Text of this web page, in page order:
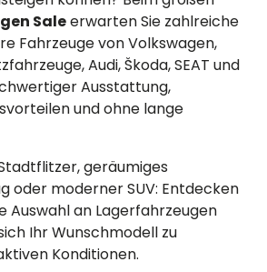
Saleerwarten Sie zahlreiche
Fahrzeuge von Volkswagen,
Audi, Škoda, SEAT und
Ausstattung,
und ohne lange
geräumiges
oder moderner SUV: Entdecken
Auswahl an Lagerfahrzeugen
Ihr Wunschmodell zu
Konditionen.